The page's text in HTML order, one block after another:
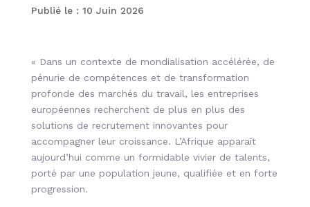
Publié le : 10 Juin 2026
« Dans un contexte de mondialisation accélérée, de
pénurie de compétences et de transformation
profonde des marchés du travail, les entreprises
européennes recherchent de plus en plus des
solutions de recrutement innovantes pour
accompagner leur croissance. L’Afrique apparaît
aujourd’hui comme un formidable vivier de talents,
porté par une population jeune, qualifiée et en forte
progression.